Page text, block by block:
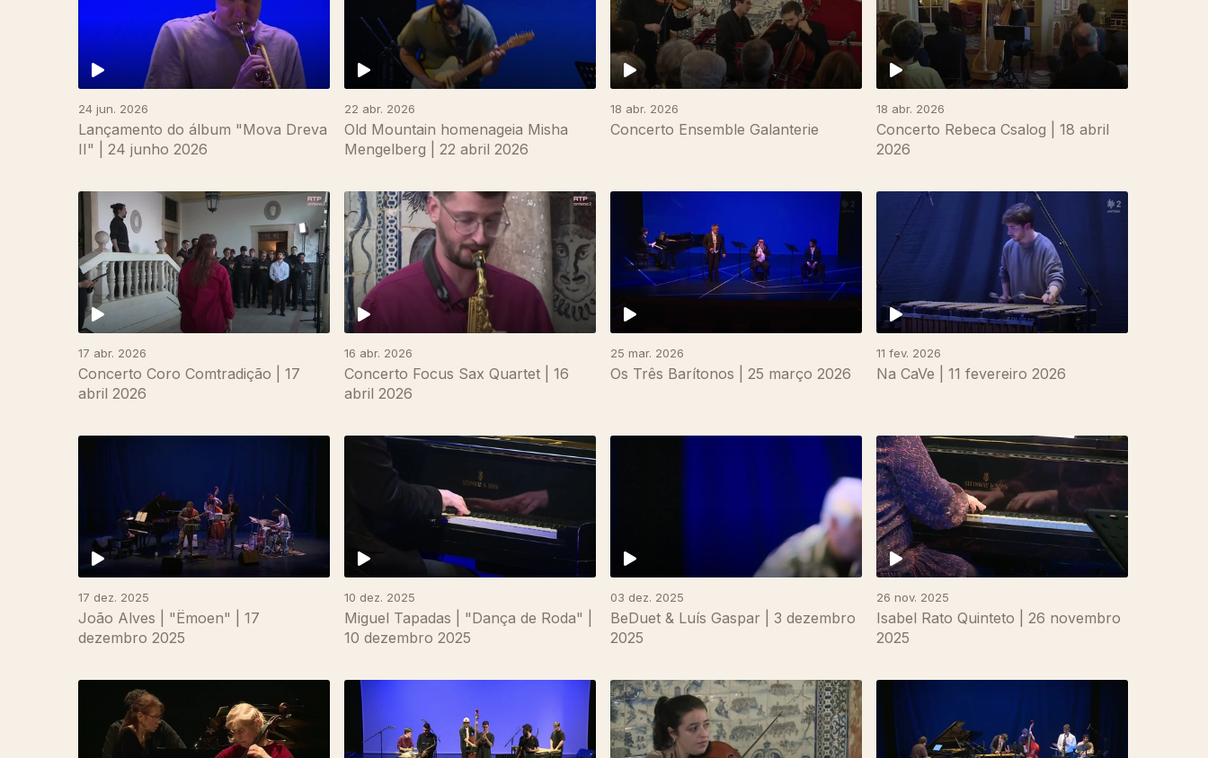
24 jun. 2026
Lançamento do álbum "Mova Dreva
II" | 24 junho 2026
22 abr. 2026
Old Mountain homenageia Misha
Mengelberg | 22 abril 2026
18 abr. 2026
Concerto Ensemble Galanterie
18 abr. 2026
Concerto Rebeca Csalog | 18 abril
2026
17 abr. 2026
Concerto Coro Comtradição | 17
abril 2026
16 abr. 2026
Concerto Focus Sax Quartet | 16
abril 2026
25 mar. 2026
Os Três Barítonos | 25 março 2026
11 fev. 2026
Na CaVe | 11 fevereiro 2026
17 dez. 2025
João Alves | "Ëmoen" | 17
dezembro 2025
10 dez. 2025
Miguel Tapadas | "Dança de Roda" |
10 dezembro 2025
03 dez. 2025
BeDuet & Luís Gaspar | 3 dezembro
2025
26 nov. 2025
Isabel Rato Quinteto | 26 novembro
2025